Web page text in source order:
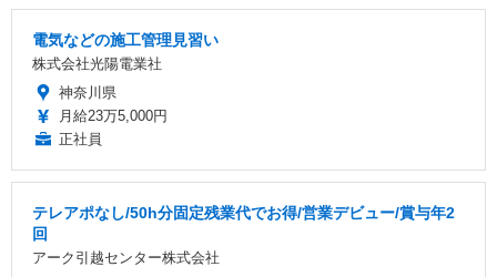
電気などの施工管理見習い
株式会社光陽電業社
神奈川県
月給23万5,000円
正社員
テレアポなし/50h分固定残業代でお得/営業デビュー/賞与年2
回
アーク引越センター株式会社